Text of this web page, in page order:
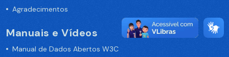
Agradecimentos
Manuais e Vídeos
Manual de Dados Abertos W3C